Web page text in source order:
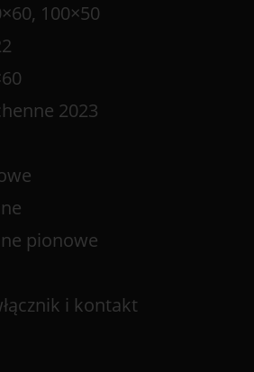
100×50
2023
pionowe
i kontakt